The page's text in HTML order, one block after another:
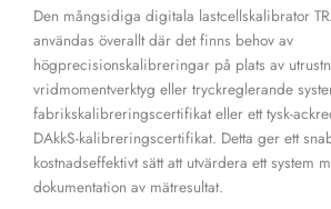
Den mångsidiga digitala lastcellskalibrator
användas överallt där det finns behov av
högprecisionskalibreringar på plats av
vridmomentverktyg eller tryckreglerande
fabrikskalibreringscertifikat eller ett tysk-
DAkkS-kalibreringscertifikat. Detta ger ett
kostnadseffektivt sätt att utvärdera ett system
dokumentation av mätresultat.